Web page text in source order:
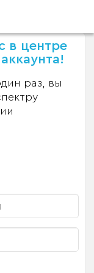
в центре
раз, вы